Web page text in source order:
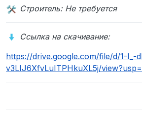
Строитель: Не требуется
Ссылка на скачивание:
https://drive.google.com/file/d/1-I_-
v3LIJ6XfvLuITPHkuXL5j/